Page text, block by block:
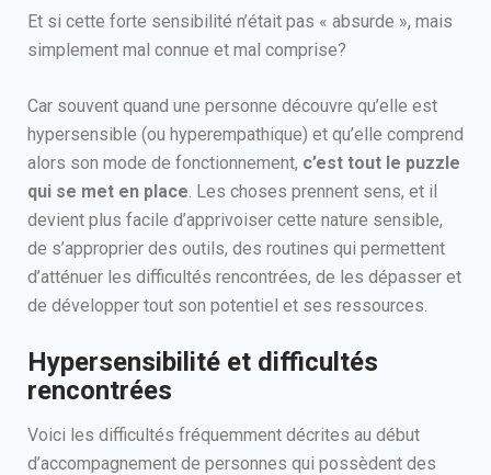
Et si cette forte sensibilité n’était pas « absurde », mais
simplement mal connue et mal comprise?
Car souvent quand une personne découvre qu’elle est
hypersensible (ou hyperempathique) et qu’elle comprend
alors son mode de fonctionnement, c’est tout le puzzle
qui se met en place. Les choses prennent sens, et il
devient plus facile d’apprivoiser cette nature sensible,
de s’approprier des outils, des routines qui permettent
d’atténuer les difficultés rencontrées, de les dépasser et
de développer tout son potentiel et ses ressources.
Hypersensibilité et difficultés
rencontrées
Voici les difficultés fréquemment décrites au début
d’accompagnement de personnes qui possèdent des